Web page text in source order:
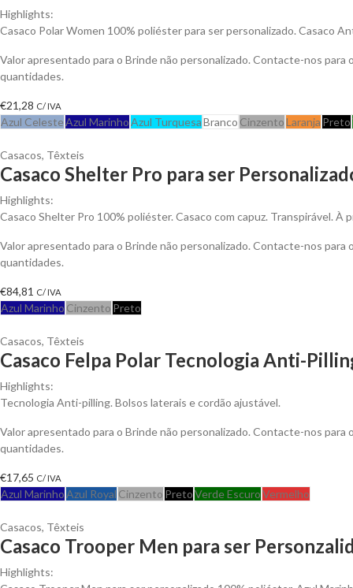
Highlights:
Casaco Polar Women 100% poliéster para ser personalizado. Casaco
Valor apresentado para o Brinde não personalizado. Contacte-nos
quantidades.
€21,28 C/ IVA
Azul CelesteAzul MarinhoAzul TurquesaBranco CinzentoLaranja Preto
Casacos, Têxteis
Casaco Shelter Pro para ser
Highlights:
Casaco Shelter Pro 100% poliéster. Casaco com capuz. Transpirável.
Valor apresentado para o Brinde não personalizado. Contacte-nos
quantidades.
€84,81 C/ IVA
Azul Marinho Cinzento Preto
Casacos, Têxteis
Casaco Felpa Polar Tecnologia Anti-
Highlights:
Tecnologia Anti-pilling. Bolsos laterais e cordão ajustável.
Valor apresentado para o Brinde não personalizado. Contacte-nos
quantidades.
€17,65 C/ IVA
Azul MarinhoAzul Royal Cinzento PretoVerde EscuroVermelho
Casacos, Têxteis
Casaco Trooper Men para ser
Highlights: